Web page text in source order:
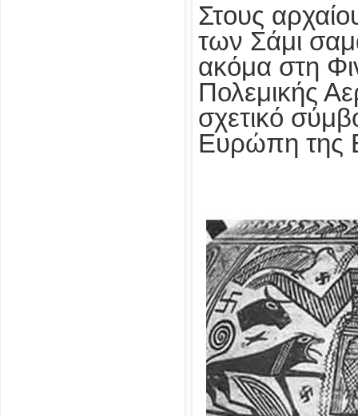
Στους
των Σάμι
ακόμα στη
Πολεμικής
σχετικό
Ευρώπη της